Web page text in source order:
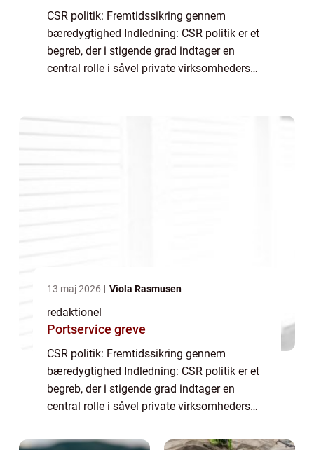
CSR politik: Fremtidssikring gennem
bæredygtighed Indledning: CSR politik er et
begreb, der i stigende grad indtager en
central rolle i såvel private virksomheders
13 maj 2026 Viola Rasmusen
redaktionel
Portservice greve
CSR politik: Fremtidssikring gennem
bæredygtighed Indledning: CSR politik er et
begreb, der i stigende grad indtager en
central rolle i såvel private virksomheders
vil vi dykke ned i, hvad CSR politik indebær...